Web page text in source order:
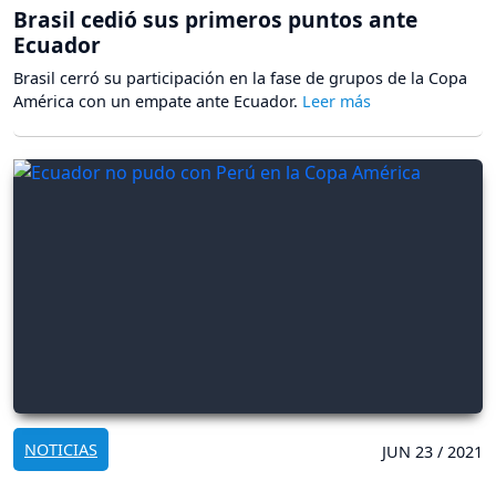
Brasil cedió sus primeros puntos ante
Ecuador
Brasil cerró su participación en la fase de grupos de la Copa
América con un empate ante Ecuador.
NOTICIAS JUN 23 / 2021